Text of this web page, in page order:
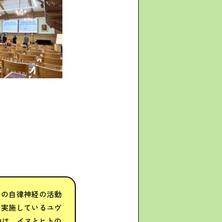
自律神経の活動
施しているユヴ